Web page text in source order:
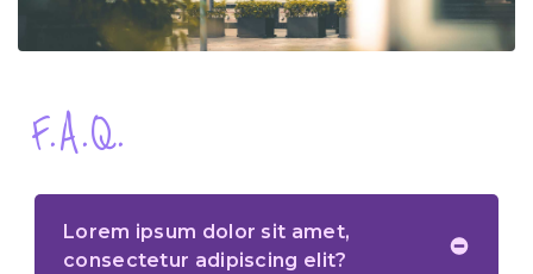
F.A.Q.
Lorem ipsum dolor sit amet,
consectetur adipiscing elit?